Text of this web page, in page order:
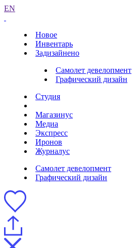
EN
Новое
Инвентарь
Задизайнено
Самолет девелопмент
Графический дизайн
Студия
Магазинус
Медиа
Экспресс
Иронов
Журналус
Самолет девелопмент
Графический дизайн